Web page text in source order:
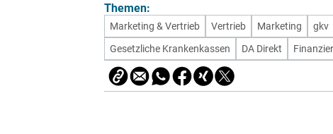
Themen:
Marketing & Vertrieb Vertrieb Marketing gkv
Gesetzliche Krankenkassen
DA Direkt